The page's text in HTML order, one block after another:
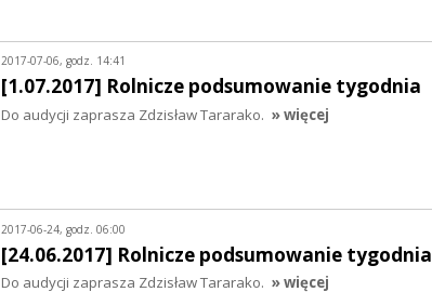
2017-07-06, godz. 14:41
[1.07.2017] Rolnicze podsumowanie tygodnia
Do audycji zaprasza Zdzisław Tararako. » więcej
2017-06-24, godz. 06:00
[24.06.2017] Rolnicze podsumowanie tygodnia
Do audycji zaprasza Zdzisław Tararako. » więcej